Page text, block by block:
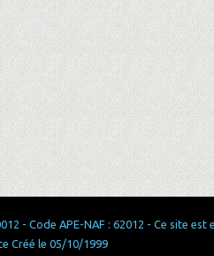
- Code APE-NAF : 62012 - Ce site est
Créé le 05/10/1999